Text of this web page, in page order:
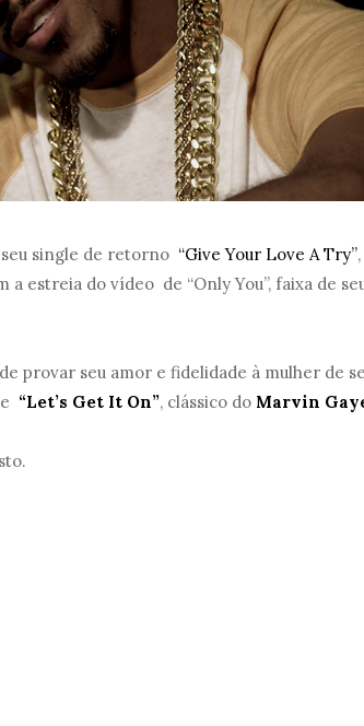
single de retorno “Give Your Love A Try”,
a estreia do vídeo de “Only You”, faixa de
provar seu amor e fidelidade à mulher de
“Let’s Get It On”, clássico do Marvin